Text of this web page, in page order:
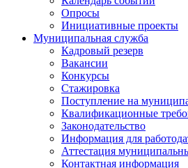
Опросы
Инициативные проекты
Муниципальная служба
Кадровый резерв
Вакансии
Конкурсы
Стажировка
Поступление на
Квалификационные
Законодательство
Информация для
Аттестация
Контактная информация